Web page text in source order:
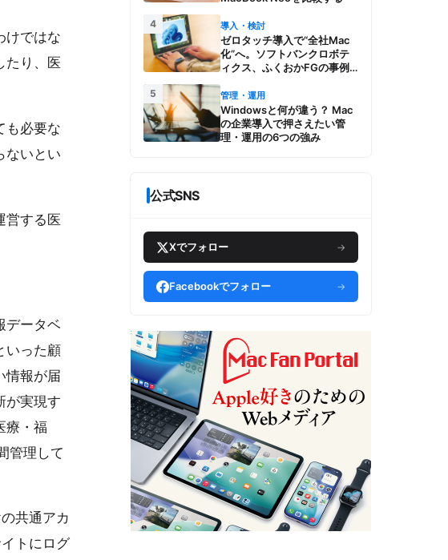
けではな
たり、医
も必要な
ないとい
営する医
データベ
いった顧
情報が届
が実現す
療・福
管理して
共通アカ
トにログ
4 導入・検討
ゼロタッチ導入で“全社Mac
化”へ。ソフトバンクロボテ
ィクス、ふくおかFGの事例
週のAppleビジネストレン
ド】
5 管理・運用
Windowsと何が違う？ Mac
の企業導入で押さえたい管
理・運用の6つの強み
公式SNS
Xでフォロー →
Facebookでフォロー →